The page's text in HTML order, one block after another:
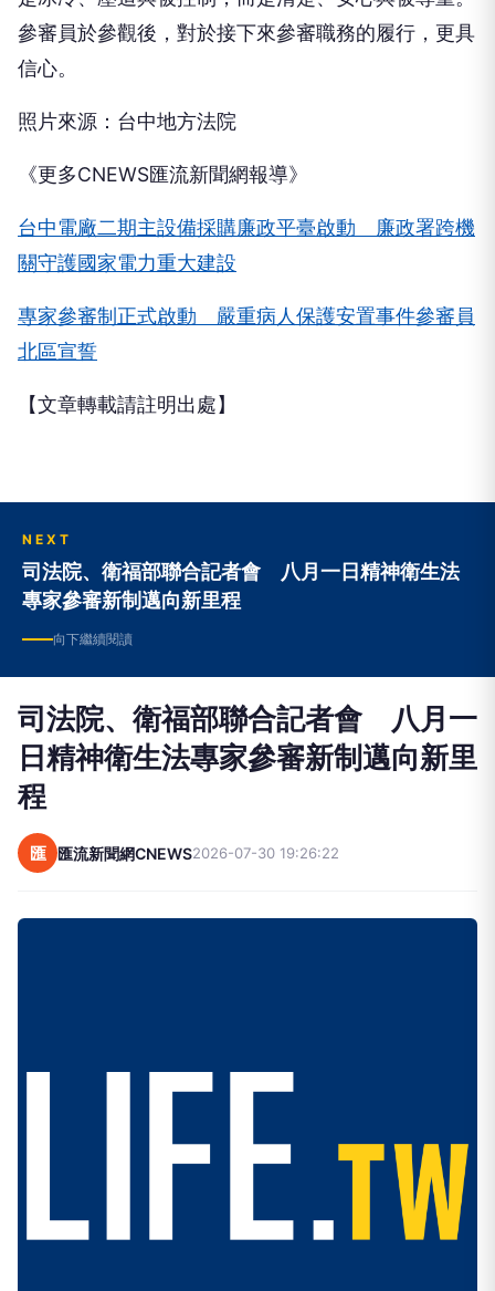
參審員於參觀後，對於接下來參審職務的履行，更具
信心。
照片來源：台中地方法院
《更多CNEWS匯流新聞網報導》
台中電廠二期主設備採購廉政平臺啟動 廉政署跨機
關守護國家電力重大建設
專家參審制正式啟動 嚴重病人保護安置事件參審員
北區宣誓
【文章轉載請註明出處】
NEXT
司法院、衛福部聯合記者會 八月一日精神衛生法
專家參審新制邁向新里程
向下繼續閱讀
司法院、衛福部聯合記者會 八月一
日精神衛生法專家參審新制邁向新里
程
匯 匯流新聞網CNEWS2026-07-30 19:26:22